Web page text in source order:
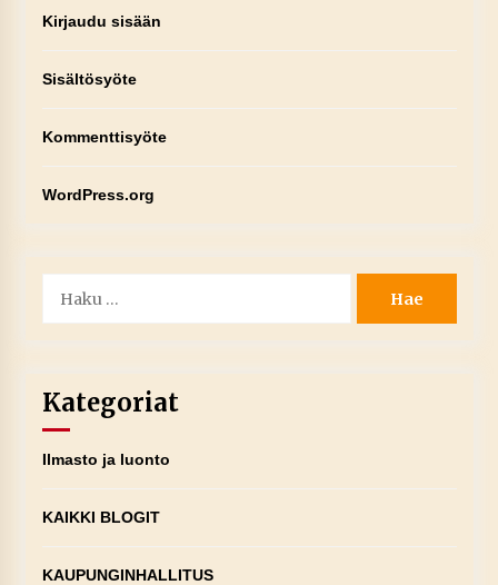
Kirjaudu sisään
Sisältösyöte
Kommenttisyöte
WordPress.org
Kategoriat
Ilmasto ja luonto
KAIKKI BLOGIT
KAUPUNGINHALLITUS